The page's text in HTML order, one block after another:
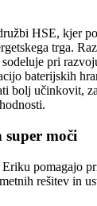
HSE, kjer
trga.
pri
baterijskih
bolj učinkovit,
moči
pomagajo
rešitev in